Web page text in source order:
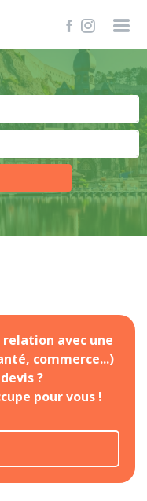
avec une
commerce...)
?
pour vous !